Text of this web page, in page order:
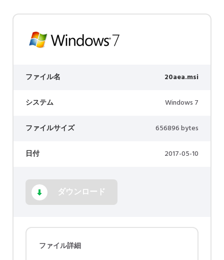
ファイル名 20aea.msi
システム Windows 7
ファイルサイズ 656896 bytes
日付 2017-05-10
ダウンロード
ファイル詳細